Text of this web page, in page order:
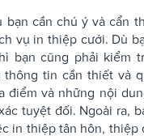
cần chú ý và cẩn
vụ in thiệp cưới. Dù
bạn cũng phải kiểm
thông tin cần thiết và
điểm và những nội
tuyệt đối. Ngoài ra,
in thiệp tân hôn, thiệp